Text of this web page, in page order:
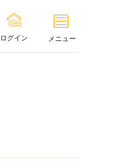
ログイン メニュー